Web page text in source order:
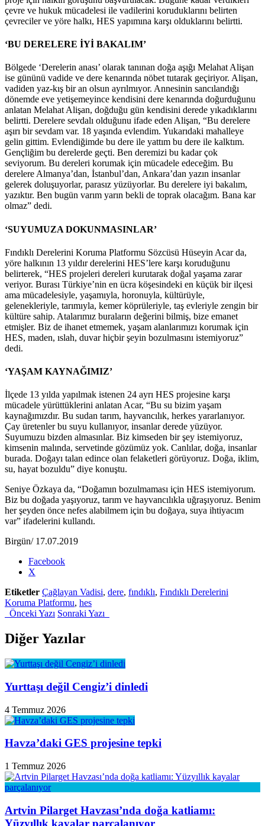
çevre ve hukuk mücadelesi ile vadilerini koruduklarını belirten
çevreciler ve yöre halkı, HES yapımına karşı olduklarını belirtti.
‘BU DERELERE İYİ BAKALIM’
Bölgede ‘Derelerin anası’ olarak tanınan doğa aşığı Melahat Alişan
ise gününü vadide ve dere kenarında nöbet tutarak geçiriyor. Alişan,
vadiden yaz-kış bir an olsun ayrılmıyor. Annesinin sancılandığı
dönemde eve yetişemeyince kendisini dere kenarında doğurduğunu
anlatan Melahat Alişan, doğduğu gün kendisini derede yıkadıklarını
belirtti. Derelere sevdalı olduğunu ifade eden Alişan, “Bu derelere
aşırı bir sevdam var. 18 yaşında evlendim. Yukarıdaki mahalleye
gelin gittim. Evlendiğimde bu dere ile yattım bu dere ile kalktım.
Gençliğim bu derelerde geçti. Ben deremizi bu kadar çok
seviyorum. Bu dereleri korumak için mücadele edeceğim. Bu
derelere Almanya’dan, İstanbul’dan, Ankara’dan yazın insanlar
gelerek doluşuyorlar, parasız yüzüyorlar. Bu derelere iyi bakalım,
yazıktır. Ben bugün varım yarın bekli de toprak olacağım. Bana kar
olmaz” dedi.
‘SUYUMUZA DOKUNMASINLAR’
Fındıklı Derelerini Koruma Platformu Sözcüsü Hüseyin Acar da,
yöre halkının 13 yıldır derelerini HES’lere karşı koruduğunu
belirterek, “HES projeleri dereleri kurutarak doğal yaşama zarar
veriyor. Burası Türkiye’nin en ücra köşesindeki en küçük bir ilçesi
ama mücadelesiyle, yaşamıyla, horonuyla, kültürüyle,
gelenekleriyle, tarımıyla, kemer köprüleriyle, taş evleriyle zengin bir
kültüre sahip. Atalarımız buraların değerini bilmiş, bize emanet
etmişler. Biz de ihanet etmemek, yaşam alanlarımızı korumak için
HES, maden, ıslah, duvar hiçbir şeyin bozulmasını istemiyoruz”
dedi.
‘YAŞAM KAYNAĞIMIZ’
İlçede 13 yılda yapılmak istenen 24 ayrı HES projesine karşı
mücadele yürüttüklerini anlatan Acar, “Bu su bizim yaşam
kaynağımızdır. Bu sudan tarım, hayvancılık, herkes yararlanıyor.
Çay üretenler bu suyu kullanıyor, insanlar derede yüzüyor.
Suyumuzu bizden almasınlar. Biz kimseden bir şey istemiyoruz,
kimsenin malında, servetinde gözümüz yok. Canlılar, doğa, insanlar
burada. Doğayı talan edince olan felaketleri görüyoruz. Doğa, iklim,
su, hayat bozuldu” diye konuştu.
Seniye Özkaya da, “Doğamın bozulmaması için HES istemiyorum.
Biz bu doğada yaşıyoruz, tarım ve hayvancılıkla uğraşıyoruz. Benim
her şeyden önce nefes alabilmem için bu doğaya, suya ihtiyacım
var” ifadelerini kullandı.
Birgün/ 17.07.2019
Share
"Çağlayan
Vadisi’ne
HES
büyük
tepki
topladı"
Facebook
X
Etiketler Çağlayan Vadisi, dere, fındıklı, Fındıklı Derelerini
Koruma Platformu, hes
Önceki Yazı Sonraki Yazı
Diğer Yazılar
Yurttaşı değil Cengiz’i dinledi
4 Temmuz 2026
Havza’daki GES projesine tepki
1 Temmuz 2026
Artvin Pilarget Havzası’nda doğa katliamı:
Yüzyıllık kayalar parçalanıyor